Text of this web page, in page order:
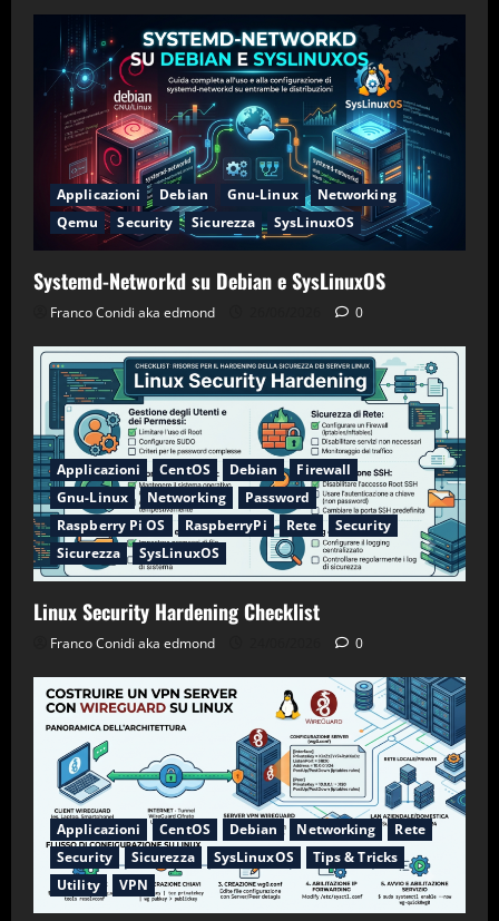
Applicazioni Debian Gnu-Linux
Networking
Qemu
Security Sicurezza SysLinuxOS
Systemd-Networkd su Debian e SysLinuxOS
Franco Conidi aka edmond 0
Applicazioni CentOS Debian
Firewall
Gnu-Linux
Networking
Password
Raspberry Pi OS
RaspberryPi Rete
Security
Sicurezza
SysLinuxOS
Linux Security Hardening Checklist
Franco Conidi aka edmond 0
Applicazioni CentOS Debian Networking
Rete
Security
Sicurezza SysLinuxOS
Tips & Tricks
Utility
VPN